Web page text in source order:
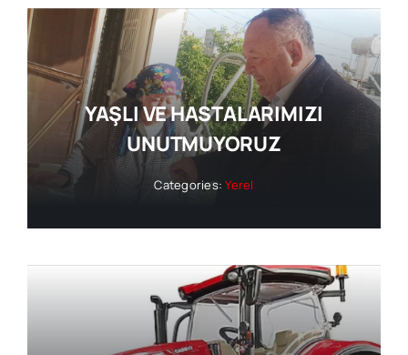
YAŞLI VE HASTALARIMIZI
UNUTMUYORUZ
Categories:Yerel